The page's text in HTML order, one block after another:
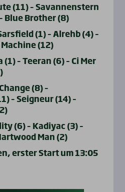
(11) – Savannenstern
Blue Brother (8)
(1) – Alrehb (4) –
(12)
– Teeran (6) – Ci Mer
(8) –
– Seigneur (14) –
(6) – Kadiyac (3) –
Man (2)
erster Start um 13:05